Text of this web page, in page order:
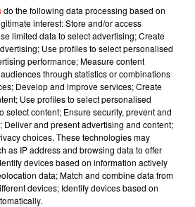
Italy will also have free access to
the month. Forza Italia, we
DD0nYDyrJ4
March 12, 2020
contre l'ennui, qui risque de
! Affaire à suivre...
do the following data processing based on
interest: Store and/or access
limited data to select advertising; Create
Use profiles to select personalised
performance; Measure content
through statistics or combinations
Develop and improve services; Create
Use profiles to select personalised
select content; Ensure security, prevent and
Deliver and present advertising and content;
choices. These technologies may
as IP address and browsing data to offer
devices based on information actively
data; Match and combine data from
devices; Identify devices based on